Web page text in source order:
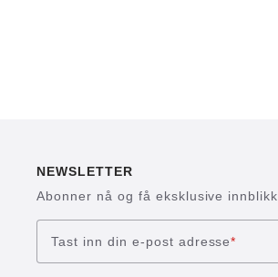
NEWSLETTER
Abonner nå og få eksklusive innblikk
Tast inn din e-post adresse*